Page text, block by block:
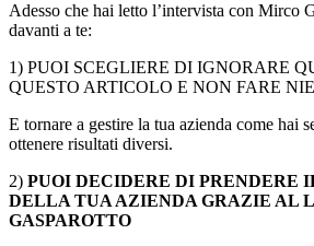
Adesso che hai letto l’intervista con Mirco
davanti a te:
1) PUOI SCEGLIERE DI IGNORARE
QUESTO ARTICOLO E NON FARE
E tornare a gestire la tua azienda come hai
ottenere risultati diversi.
2) PUOI DECIDERE DI PRENDERE
DELLA TUA AZIENDA GRAZIE AL
GASPAROTTO